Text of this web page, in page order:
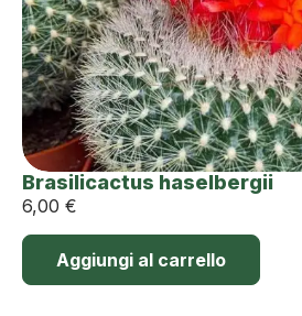
Brasilicactus haselbergii
6,00 €
Aggiungi al carrello